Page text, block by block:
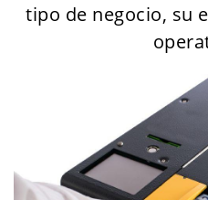
tipo de negocio, su